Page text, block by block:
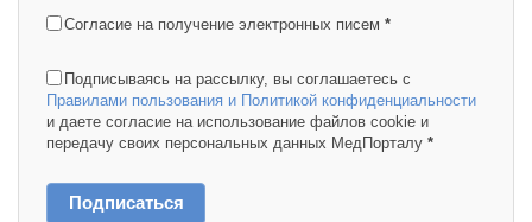
Согласие на получение электронных писем *
Подписываясь на рассылку, вы соглашаетесь с
Правилами пользования и Политикой конфиденциальности
и даете согласие на использование файлов cookie и
передачу своих персональных данных МедПорталу *
Подписаться